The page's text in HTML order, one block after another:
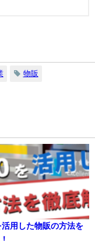
物販
用した物販の方法を